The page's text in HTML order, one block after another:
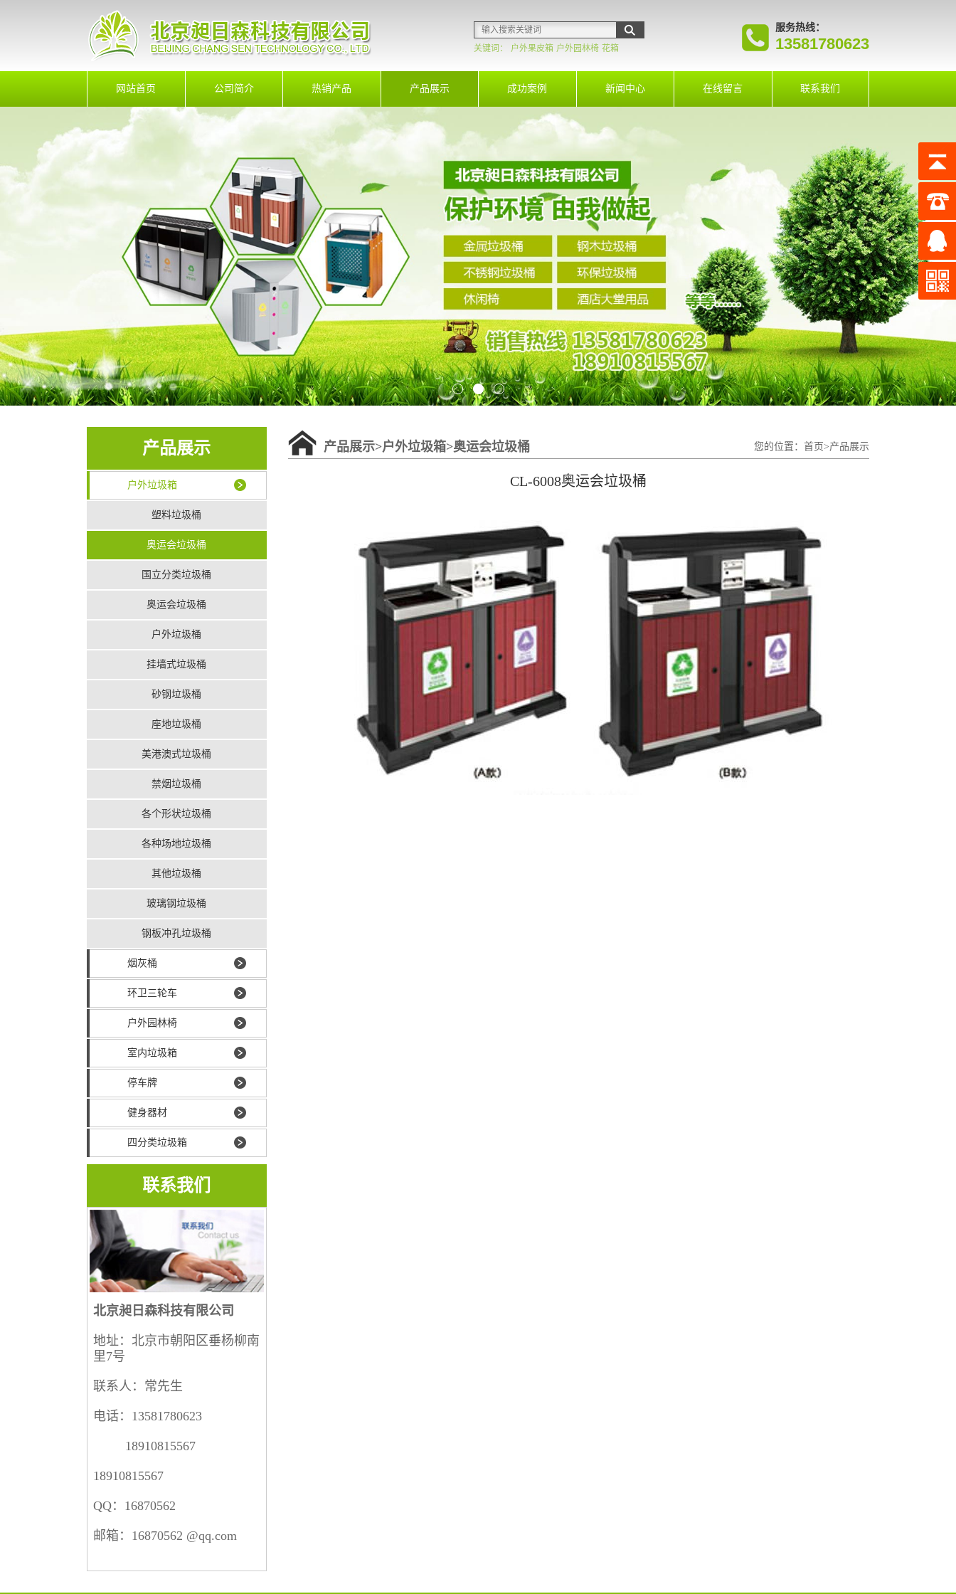
关键词： 户外果皮箱 户外园林椅 花箱
服务热线：
13581780623
网站首页 公司简介 热销产品 产品展示 成功案例 新闻中心 在线留言 联系我们
产品展示
户外垃圾箱
塑料垃圾桶
奥运会垃圾桶
国立分类垃圾桶
奥运会垃圾桶
户外垃圾桶
挂墙式垃圾桶
砂钢垃圾桶
座地垃圾桶
美港澳式垃圾桶
禁烟垃圾桶
各个形状垃圾桶
各种场地垃圾桶
其他垃圾桶
玻璃钢垃圾桶
钢板冲孔垃圾桶
烟灰桶
环卫三轮车
户外园林椅
室内垃圾箱
停车牌
健身器材
四分类垃圾箱
联系我们
北京昶日森科技有限公司
地址：北京市朝阳区垂杨柳南
里7号
联系人：常先生
电话：13581780623
18910815567
18910815567
QQ：16870562
邮箱：16870562 @qq.com
产品展示>户外垃圾箱>奥运会垃圾桶 您的位置： 首页>产品展示
CL-6008奥运会垃圾桶